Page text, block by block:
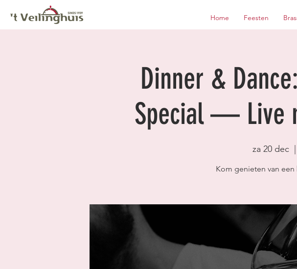
Home Feesten
Dinner &
Special — Live
za 20 dec
  |
Kom genieten van